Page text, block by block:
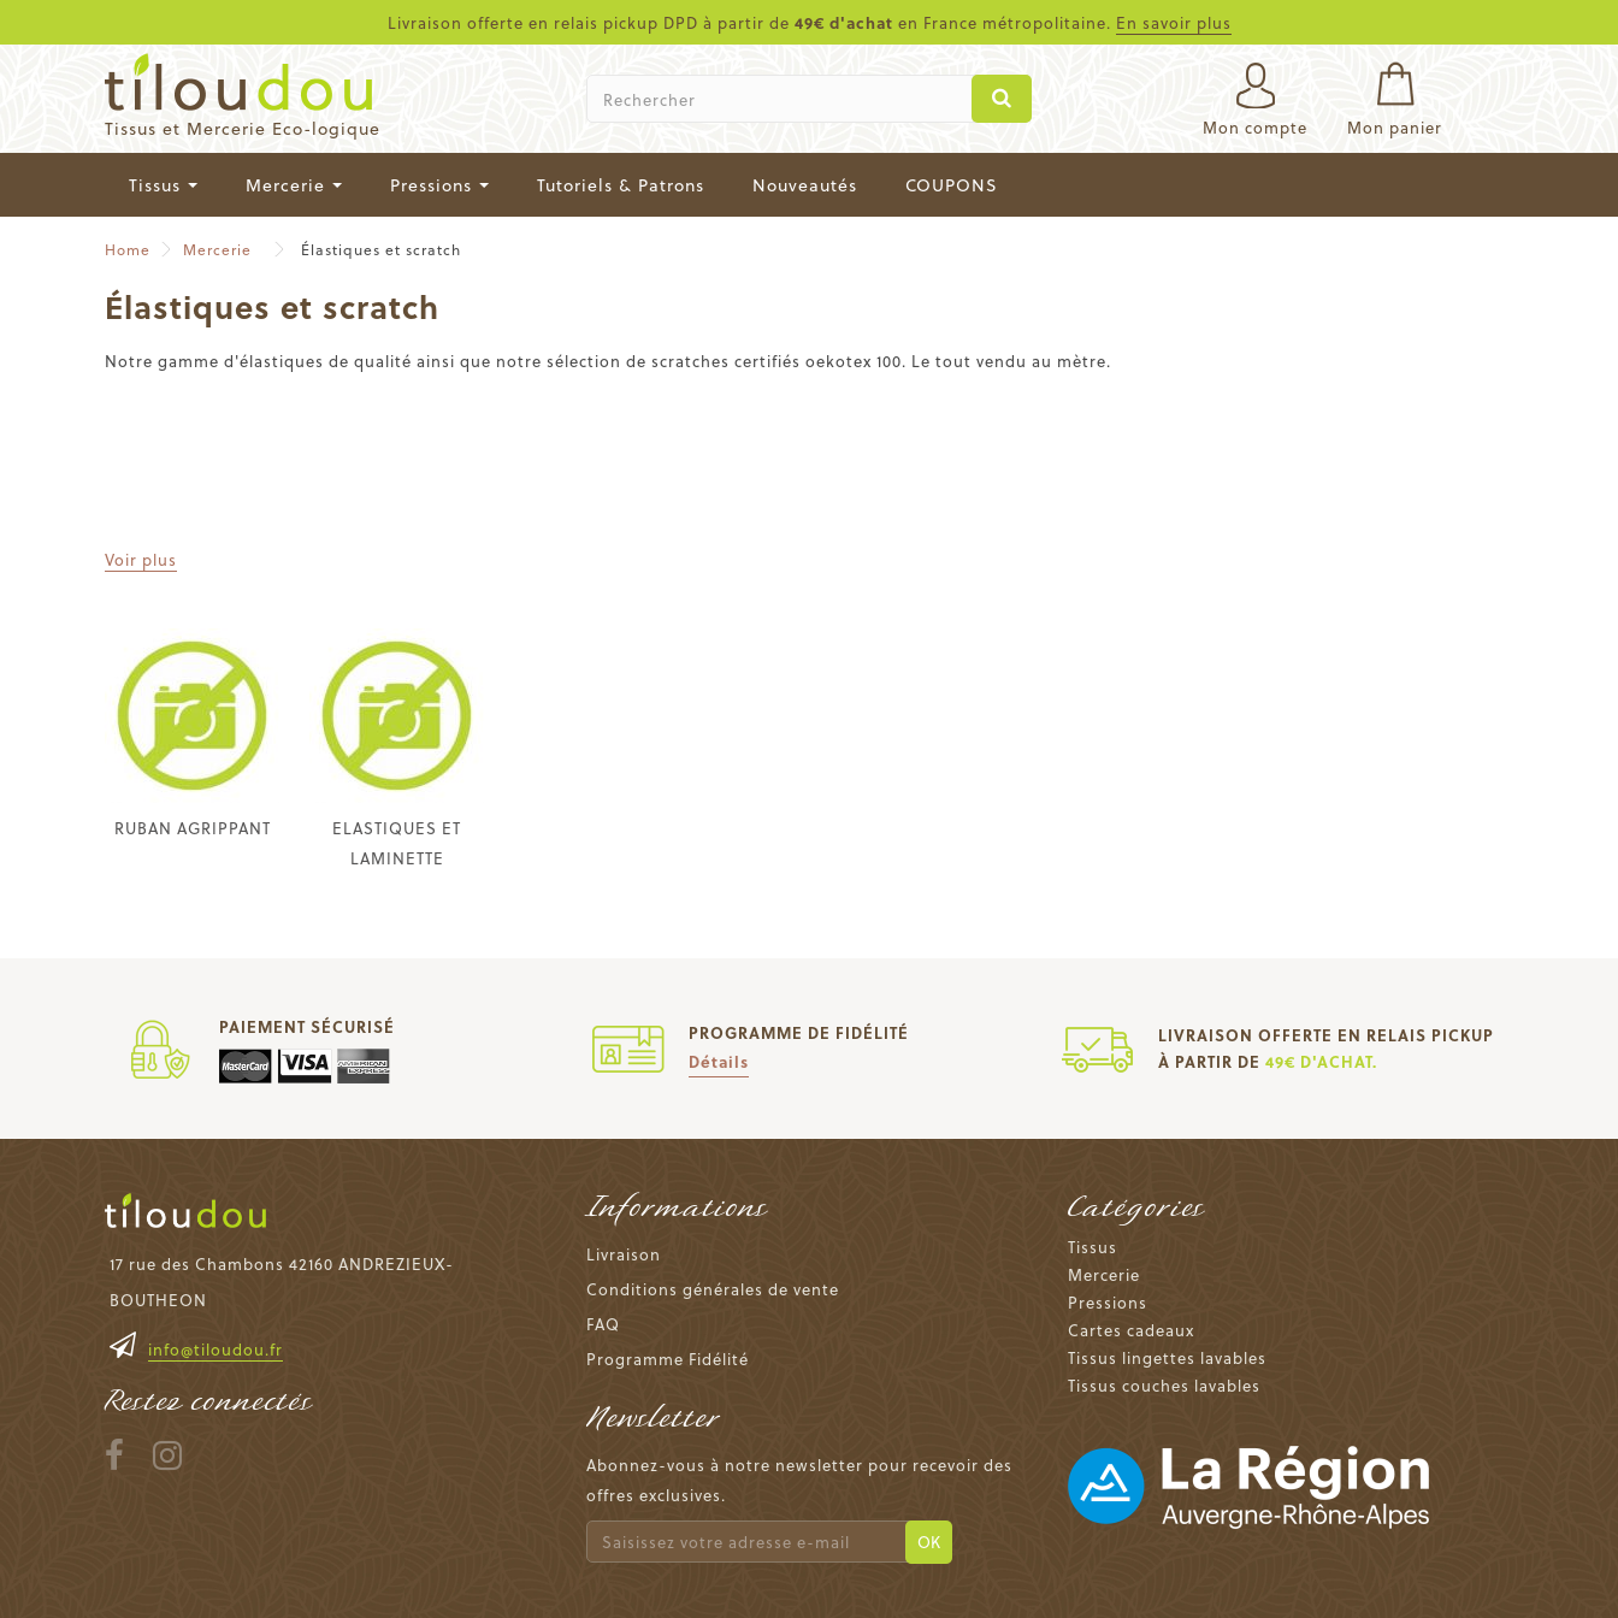
Livraison offerte en relais pickup DPD à partir de 49€ d'achat en France métropolitaine. En savoir plus
Tissus et Mercerie Eco-logique Mon panier
Mon compte
Tissus Mercerie Pressions Tutoriels & Patrons Nouveautés COUPONS
Home Mercerie Élastiques et scratch
Élastiques et scratch
Notre gamme d'élastiques de qualité ainsi que notre sélection de scratches certifiés oekotex 100. Le tout vendu au mètre.
Voir plus
RUBAN AGRIPPANT
ELASTIQUES ET
LAMINETTE
PAIEMENT SÉCURISÉ
PROGRAMME DE FIDÉLITÉ
Détails
LIVRAISON OFFERTE EN RELAIS PICKUP
À PARTIR DE 49€ D'ACHAT.
17 rue des Chambons 42160 ANDREZIEUX-
BOUTHEON
info@tiloudou.fr
Restez connectés
Informations
Livraison
Conditions générales de vente
FAQ
Programme Fidélité
Newsletter
Abonnez-vous à notre newsletter pour recevoir des
offres exclusives.
OK
Catégories
Tissus
Mercerie
Pressions
Cartes cadeaux
Tissus lingettes lavables
Tissus couches lavables